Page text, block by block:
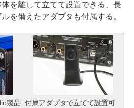
を離して立てて設置できる、長
を備えたアダプタも付属する。
製品 付属アダプタで立てて設置可